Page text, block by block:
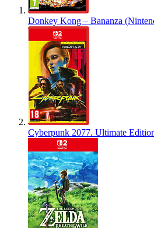
Donkey Kong – Bananza
Cyberpunk 2077. Ultimate